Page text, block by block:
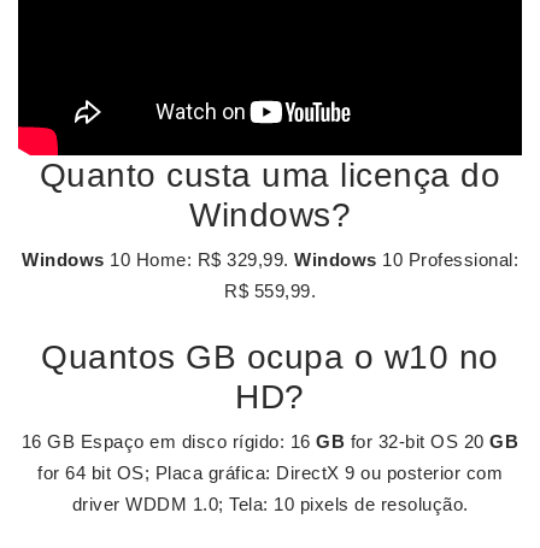
Quanto custa uma licença do
Windows?
Windows 10 Home: R$ 329,99. Windows 10 Professional:
R$ 559,99.
Quantos GB ocupa o w10 no
HD?
16 GB Espaço em disco rígido: 16GB for 32-bit OS 20GB
for 64 bit OS; Placa gráfica: DirectX 9 ou posterior com
driver WDDM 1.0; Tela: 10 pixels de resolução.